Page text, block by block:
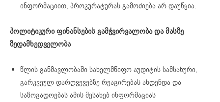
ინფორმაციით, პროკურატურას გამოძიება არ დაუწყია.
პოლიტიკური ფინანსების გამჭვირვალობა და მასზე
ზედამხედველობა
წლის განმავლობაში სახელმწიფო აუდიტის სამსახური,
გარკვეულ დარღვევებზე რეაგირებას ახდენდა და
საზოგადოებას ამის შესახებ ინფორმაციას